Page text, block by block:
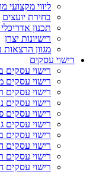
ליווי מקצועי
בחירת יועצים
תכנון
רישיונות יצרן
מגוון
רישוי עסקים
רישוי עסקים
רישוי עסקים
רישוי עסקים
רישוי עסקים
רישוי עסקים
רישוי עסקים
רישוי עסקים
רישוי עסקים
רישוי עסקים
רישוי עסקים